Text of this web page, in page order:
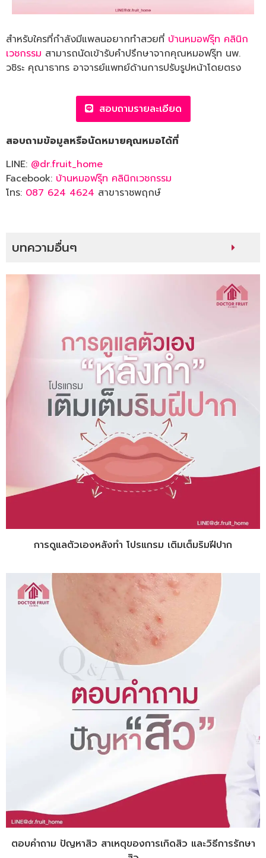
สำหรับใครที่กำลังมีแพลนอยากทำสวยที่ บ้านหมอฟรุ๊ท คลินิก
เวชกรรม สามารถนัดเข้ารับคำปรึกษาจากคุณหมอฟรุ๊ท นพ.
วชิระ คุณาธาทร อาจารย์แพทย์ด้านการปรับรูปหน้าโดยตรง
สอบถามรายละเอียด
สอบถามข้อมูลหรือนัดหมายคุณหมอได้ที่
LINE: @dr.fruit_home
Facebook: บ้านหมอฟรุ๊ท คลินิกเวชกรรม
โทร: 087 624 4624 สาขาราชพฤกษ์
บทความอื่นๆ
การดูแลตัวเองหลังทำ โปรแกรม เติมเต็มริมฝีปาก
ตอบคำถาม ปัญหาสิว สาเหตุของการเกิดสิว และวิธีการรักษา